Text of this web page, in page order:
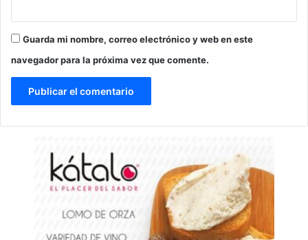
Guarda mi nombre, correo electrónico y web en este
navegador para la próxima vez que comente.